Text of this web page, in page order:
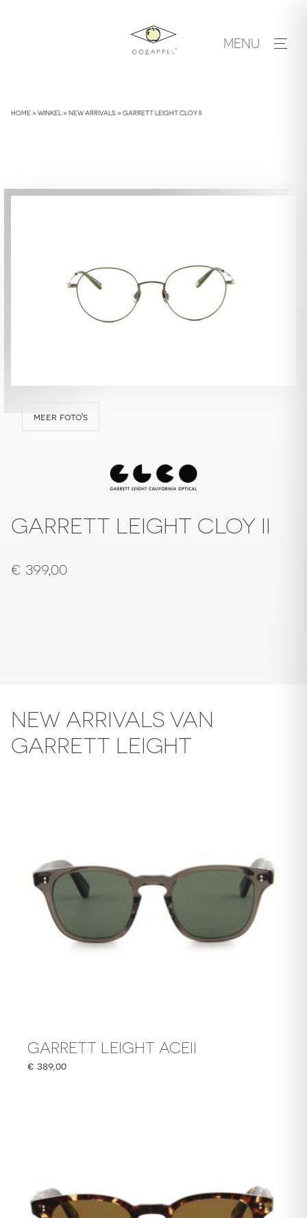
MENU
HOME»WINKEL »NEW ARRIVALS»GARRETT LEIGHT CLOY II
meer foto's
GARRETT LEIGHT CLOY II
€ 399,00
NEW ARRIVALS VAN
GARRETT LEIGHT
GARRETT LEIGHT ACEII
€ 389,00